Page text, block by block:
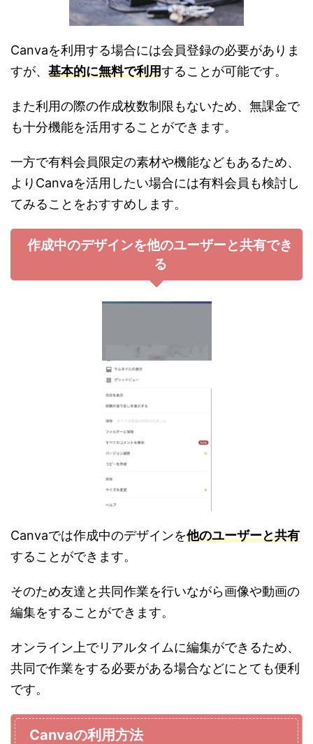
Canvaを利用する場合には会員登録の必要がありま
すが、 基本的に無料で利用することが可能です。
また利用の際の作成枚数制限もないため、無課金で
も十分機能を活用することができます。
一方で有料会員限定の素材や機能などもあるため、
よりCanvaを活用したい場合には有料会員も検討し
てみることをおすすめします。
作成中のデザインを他のユーザーと共有でき
る
Canvaでは作成中のデザインを他のユーザーと共有
することができます。
そのため友達と共同作業を行いながら画像や動画の
編集をすることができます。
オンライン上でリアルタイムに編集ができるため、
共同で作業をする必要がある場合などにとても便利
です。
Canvaの利用方法